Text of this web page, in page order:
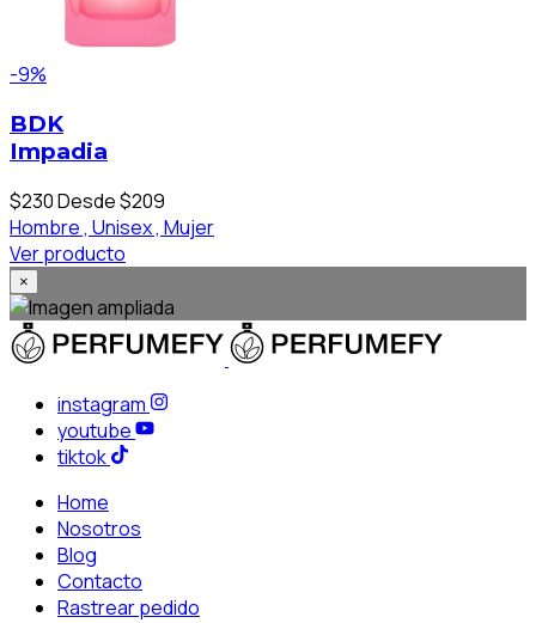
-9%
BDK
Impadia
$230Desde $209
Hombre , Unisex , Mujer
Ver producto
×
instagram
youtube
tiktok
Home
Nosotros
Blog
Contacto
Rastrear pedido